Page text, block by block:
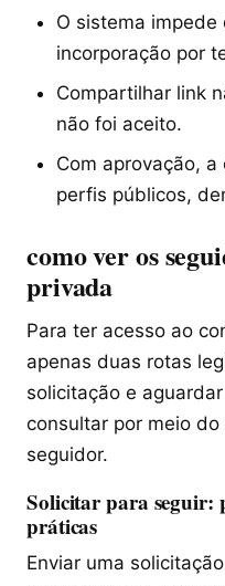
O sistema
incorporação por
Compartilhar link
não foi aceito.
Com aprovação,
perfis públicos,
como ver os
privada
Para ter acesso ao
apenas duas rotas
solicitação e
consultar por meio
seguidor.
Solicitar para seguir:
práticas
Enviar uma